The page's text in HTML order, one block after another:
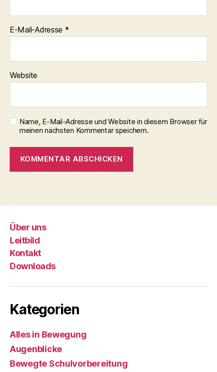
E-Mail-Adresse *
Website
Name, E-Mail-Adresse und Website in diesem Browser für
meinen nächsten Kommentar speichern.
Über uns
Leitbild
Kontakt
Downloads
Kategorien
Alles in Bewegung
Augenblicke
Bewegte Schulvorbereitung